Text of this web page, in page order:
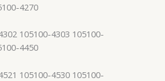
4270
105100-4303 105100-
4450
105100-4530 105100-